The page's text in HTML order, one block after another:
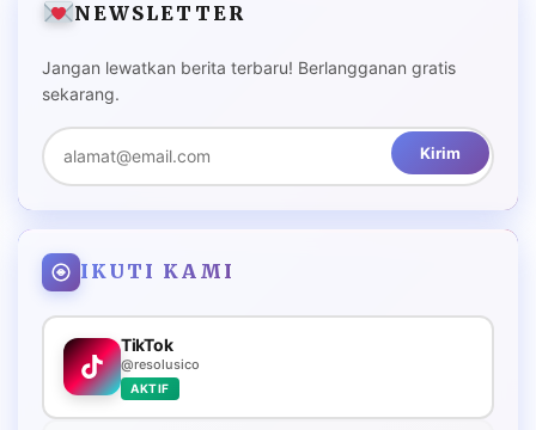
NEWSLETTER
Jangan lewatkan berita terbaru! Berlangganan gratis
sekarang.
Kirim
IKUTI KAMI
TikTok
@resolusico
AKTIF